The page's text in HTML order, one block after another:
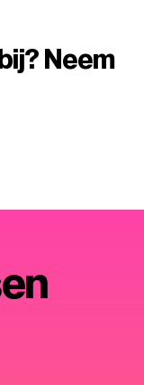
Neem